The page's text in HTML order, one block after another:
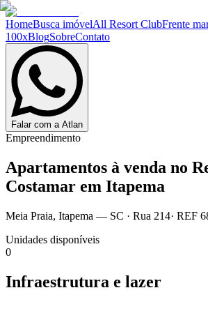
HomeBusca imóvelAll Resort ClubFrente
100xBlogSobreContato
Falar com a Atlan
Empreendimento
Apartamentos à venda no
Costamar em Itapema
Meia Praia, Itapema — SC · Rua 214· REF
Unidades disponíveis
0
Infraestrutura e lazer